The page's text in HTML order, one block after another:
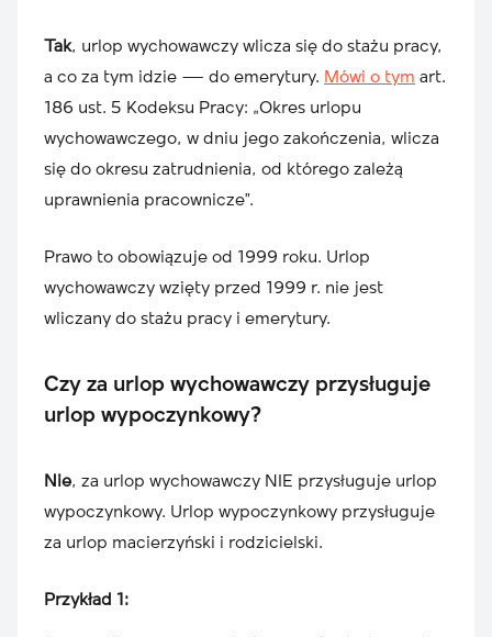
Tak, urlop wychowawczy wlicza się do stażu pracy,
a co za tym idzie — do emerytury. Mówi o tym art.
186 ust. 5 Kodeksu Pracy: „Okres urlopu
wychowawczego, w dniu jego zakończenia, wlicza
się do okresu zatrudnienia, od którego zależą
uprawnienia pracownicze”.
Prawo to obowiązuje od 1999 roku. Urlop
wychowawczy wzięty przed 1999 r. nie jest
wliczany do stażu pracy i emerytury.
Czy za urlop wychowawczy przysługuje
urlop wypoczynkowy?
Nie, za urlop wychowawczy NIE przysługuje urlop
wypoczynkowy. Urlop wypoczynkowy przysługuje
za urlop macierzyński i rodzicielski.
Przykład 1: